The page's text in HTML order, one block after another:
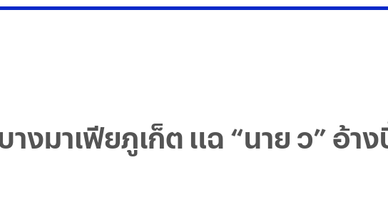
งมาเฟียภูเก็ต แฉ “นาย ว” อ้า